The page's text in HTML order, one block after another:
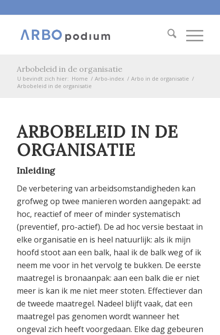
Arbobeleid in de organisatie
U bevindt zich hier: Home / Arbo-index / Arbo in de organisatie /
Arbobeleid in de organisatie
ARBOBELEID IN DE
ORGANISATIE
Inleiding
De verbetering van arbeidsomstandigheden kan
grofweg op twee manieren worden aangepakt: ad
hoc, reactief of meer of minder systematisch
(preventief, pro-actief). De ad hoc versie bestaat in
elke organisatie en is heel natuurlijk: als ik mijn
hoofd stoot aan een balk, haal ik de balk weg of ik
neem me voor in het vervolg te bukken. De eerste
maatregel is bronaanpak: aan een balk die er niet
meer is kan ik me niet meer stoten. Effectiever dan
de tweede maatregel. Nadeel blijft vaak, dat een
maatregel pas genomen wordt wanneer het
ongeval zich heeft voorgedaan. Elke dag gebeuren